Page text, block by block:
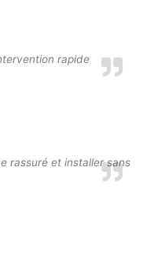
rapide
rassuré et installer sans